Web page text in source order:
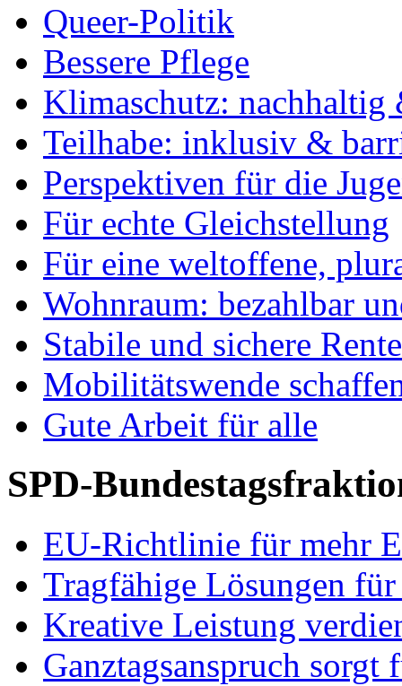
Queer-Politik
Bessere Pflege
Klimaschutz: nachhaltig
Teilhabe: inklusiv &
Perspektiven für die
Für echte Gleichstellung
Für eine weltoffene,
Wohnraum: bezahlbar
Stabile und sichere
Mobilitätswende
Gute Arbeit für alle
SPD-
EU-Richtlinie für mehr
Tragfähige Lösungen
Kreative Leistung
Ganztagsanspruch